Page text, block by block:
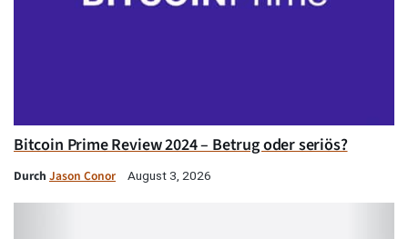
Bitcoin Prime Review 2024 – Betrug oder seriös?
Durch Jason Conor August 3, 2026